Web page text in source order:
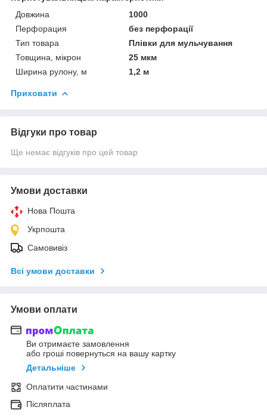
Довжина
1000
Перфорация
без перфорації
Тип товара
Плівки для мульчування
Товщина, мікрон
25 мкм
Ширина рулону, м
1,2 м
Приховати
Відгуки про товар
Ще немає відгуків про цей товар
Умови доставки
Нова Пошта
Укрпошта
Самовивіз
Всі умови доставки
Умови оплати
Ви отримаєте замовлення
або гроші повернуться на вашу картку
Детальніше
Оплатити частинами
Післяплата